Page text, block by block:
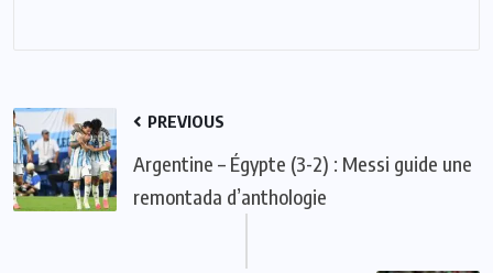
PREVIOUS
Argentine – Égypte (3-2) : Messi guide une
remontada d’anthologie